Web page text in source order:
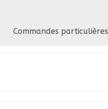
Commandes particulières